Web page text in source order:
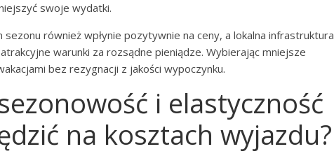
swoje wydatki.
również wpłynie pozytywnie na ceny, a lokalna infrastruktura
warunki za rozsądne pieniądze. Wybierając mniejsze
bez rezygnacji z jakości wypoczynku.
i elastyczność
na kosztach wyjazdu?